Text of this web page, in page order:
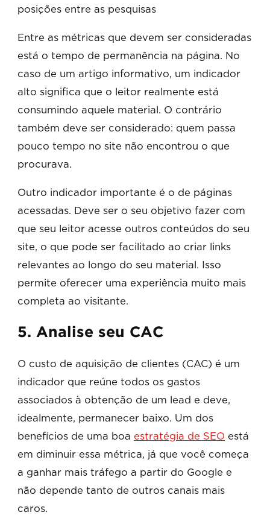
posições entre as pesquisas
Entre as métricas que devem ser consideradas
está o tempo de permanência na página. No
caso de um artigo informativo, um indicador
alto significa que o leitor realmente está
consumindo aquele material. O contrário
também deve ser considerado: quem passa
pouco tempo no site não encontrou o que
procurava.
Outro indicador importante é o de páginas
acessadas. Deve ser o seu objetivo fazer com
que seu leitor acesse outros conteúdos do seu
site, o que pode ser facilitado ao criar links
relevantes ao longo do seu material. Isso
permite oferecer uma experiência muito mais
completa ao visitante.
5. Analise seu CAC
O custo de aquisição de clientes (CAC) é um
indicador que reúne todos os gastos
associados à obtenção de um lead e deve,
idealmente, permanecer baixo. Um dos
benefícios de uma boa estratégia de SEO está
em diminuir essa métrica, já que você começa
a ganhar mais tráfego a partir do Google e
não depende tanto de outros canais mais
caros.